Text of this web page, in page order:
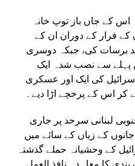
اس کے جاں باز توپ خانہ
فرار کے دوران ان کے
برسات کی، جبکہ دوسری
سے نصب شدہ ایک
کی ایک اور عسکری
کر اس کے پرخچے اڑا دیے۔
لبنانی سرحد پر جاری
کے زیاں کے سائے میں
کے وحشیانہ حملے گذشتہ
2026ء سے جنگ بندی کا معاہدہ نافذ العمل